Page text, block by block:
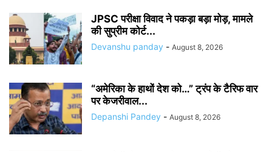
JPSC परीक्षा विवाद ने पकड़ा बड़ा मोड़, मामले
की सुप्रीम कोर्ट...
Devanshu panday - August 8, 2026
“अमेरिका के हाथों देश को…” ट्रंप के टैरिफ वार
पर केजरीवाल...
Depanshi Pandey - August 8, 2026